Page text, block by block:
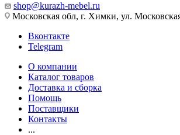
shop@kurazh-mebel.ru
Московская обл, г. Химки, ул.
Вконтакте
Telegram
О компании
Каталог товаров
Доставка и сборка
Помощь
Поставщики
Контакты
...